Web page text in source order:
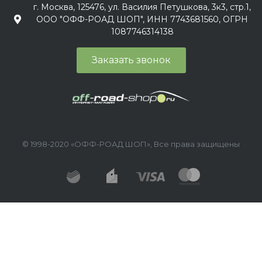
г. Москва, 125476, ул. Василия Петушкова, 3к3, стр.1,
ООО "ОФФ-РОАД ШОП", ИНН 7743681560, ОГРН
1087746314138
Заказать звонок
© 1998-2020 «ОФФ-РОАД ШОП», Все права защищены